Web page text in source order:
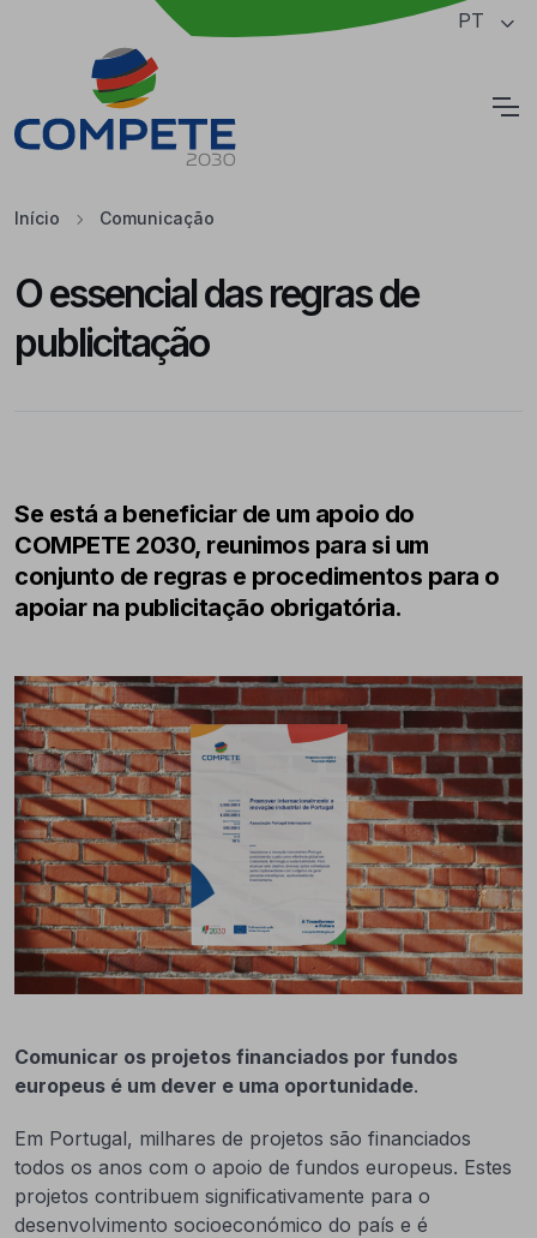
Saltar para o conteúdo principal da página PT
Início Comunicação
O essencial das regras de
publicitação
Se está a beneficiar de um apoio do
COMPETE 2030, reunimos para si um
conjunto de regras e procedimentos para o
apoiar na publicitação obrigatória.
Comunicar os projetos financiados por fundos
europeus é um dever e uma oportunidade.
Em Portugal, milhares de projetos são financiados
todos os anos com o apoio de fundos europeus. Estes
projetos contribuem significativamente para o
desenvolvimento socioeconómico do país e é